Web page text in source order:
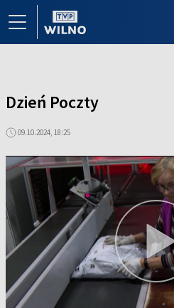
Dzień Poczty
09.10.2024, 18:25